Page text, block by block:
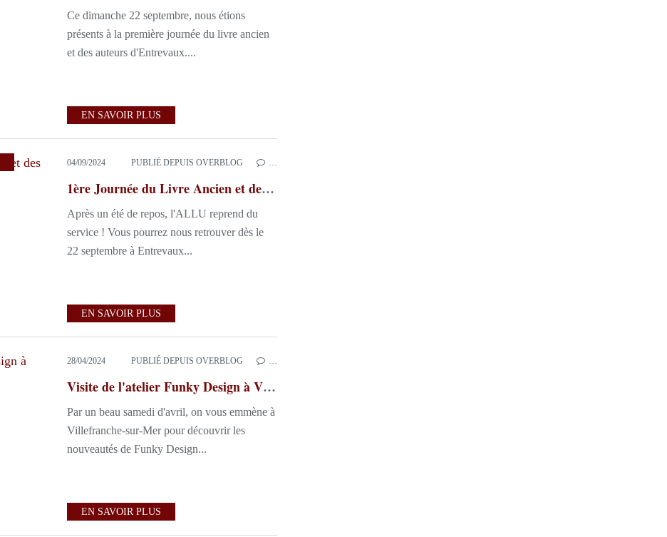
Ce dimanche 22 septembre, nous étions
présents à la première journée du livre ancien
et des auteurs d'Entrevaux....
EN SAVOIR PLUS
04/09/2024 PUBLIÉ DEPUIS OVERBLOG …
1ère Journée du Livre Ancien et des Auteurs
Après un été de repos, l'ALLU reprend du
service ! Vous pourrez nous retrouver dès le
22 septembre à Entrevaux...
EN SAVOIR PLUS
28/04/2024 PUBLIÉ DEPUIS OVERBLOG …
Visite de l'atelier Funky Design à Villefranche-Sur- Mer
Par un beau samedi d'avril, on vous emmène à
Villefranche-sur-Mer pour découvrir les
nouveautés de Funky Design...
EN SAVOIR PLUS